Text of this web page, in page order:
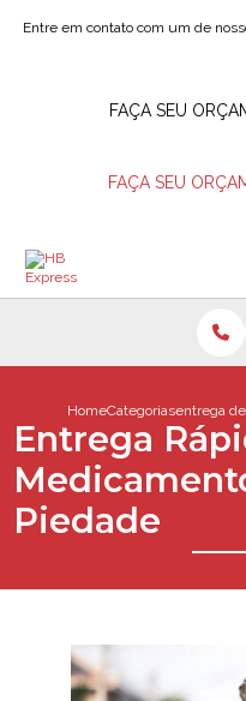
Entre em contato com um de
FAÇA SEU
FAÇA SEU
HomeCategoriasentrega
Entrega
Piedade